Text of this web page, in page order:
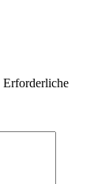
Erforderliche